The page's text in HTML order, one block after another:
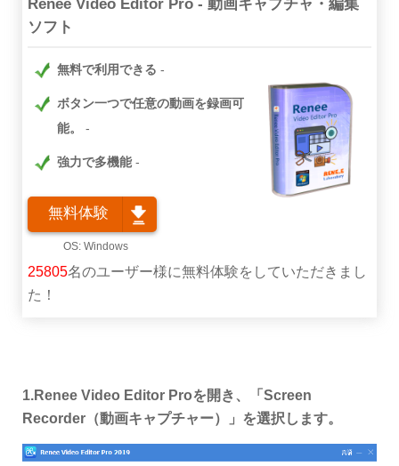
Renee Video Editor Pro - 動画キャプチャ・編集
ソフト
無料で利用できる
ボタン一つで任意の動画を録画可
能。
強力で多機能
無料体験
25805名のユーザー様に無料体験をしていただきまし
た！
1.Renee Video Editor Proを開き、「Screen
Recorder（動画キャプチャー）」を選択します。